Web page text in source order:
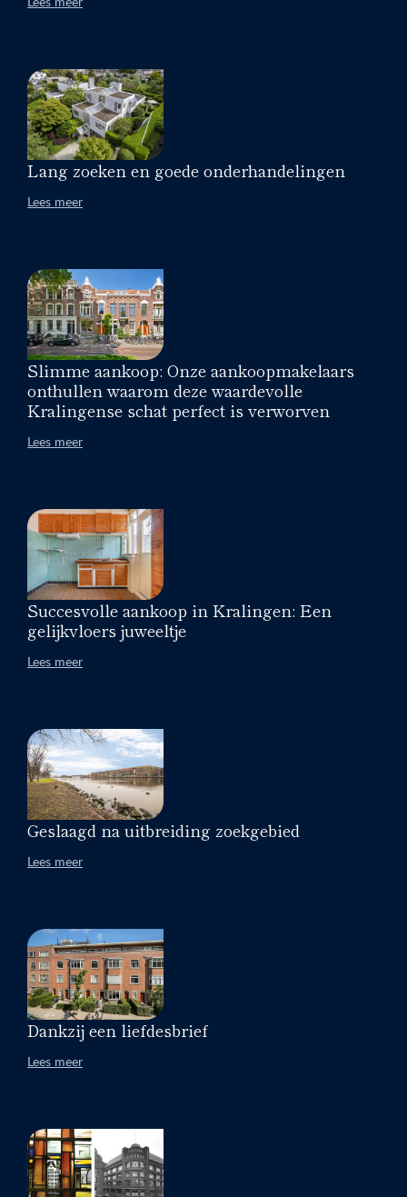
Lang zoeken en goede onderhandelingen
Lees meer
Slimme aankoop: Onze aankoopmakelaars
onthullen waarom deze waardevolle
Kralingense schat perfect is verworven
Lees meer
Succesvolle aankoop in Kralingen: Een
gelijkvloers juweeltje
Lees meer
Geslaagd na uitbreiding zoekgebied
Lees meer
Dankzij een liefdesbrief
Lees meer